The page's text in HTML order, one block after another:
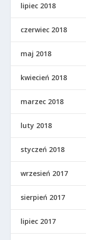
lipiec 2018
czerwiec 2018
maj 2018
kwiecień 2018
marzec 2018
luty 2018
styczeń 2018
wrzesień 2017
sierpień 2017
lipiec 2017